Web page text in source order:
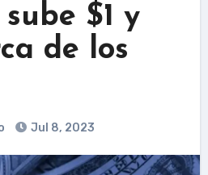
$1 y
de los
Jul 8, 2023